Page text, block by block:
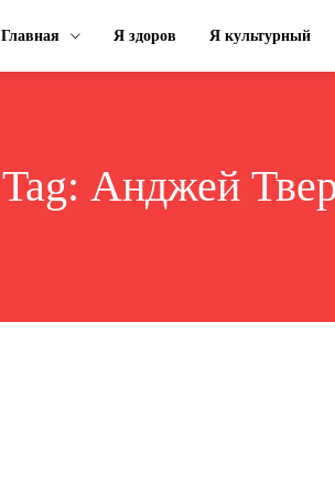
Главная Я здоров Я культурный
Tag: Анджей